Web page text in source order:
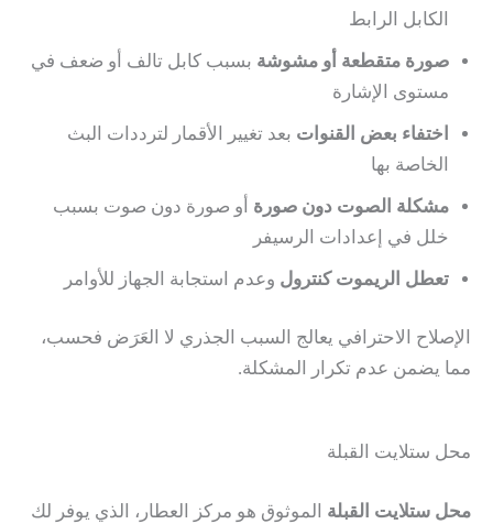
الكابل الرابط
صورة متقطعة أو مشوشة بسبب كابل تالف أو ضعف في
مستوى الإشارة
اختفاء بعض القنوات بعد تغيير الأقمار لترددات البث
الخاصة بها
مشكلة الصوت دون صورة أو صورة دون صوت بسبب
خلل في إعدادات الرسيفر
تعطل الريموت كنترول وعدم استجابة الجهاز للأوامر
الإصلاح الاحترافي يعالج السبب الجذري لا العَرَض فحسب،
مما يضمن عدم تكرار المشكلة.
محل ستلايت القبلة
محل ستلايت القبلة الموثوق هو مركز العطار، الذي يوفر لك